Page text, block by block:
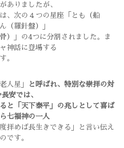
ありましたが、
、次の４つの星座「とも（船
（羅針盤）」
）」の4つに分割されました。ま
神話に登場する
。
人星」
と呼ばれ、特別な崇拝の対
安では、
と「天下泰平」の兆しとして喜ば
七福神の一人
度拝めば長生きできる」と言い伝え
です。